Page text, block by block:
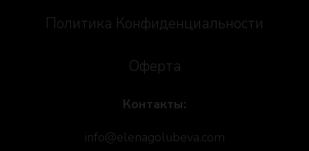
Политика Конфиденциальности
Оферта
Контакты:
info@elenagolubeva.com